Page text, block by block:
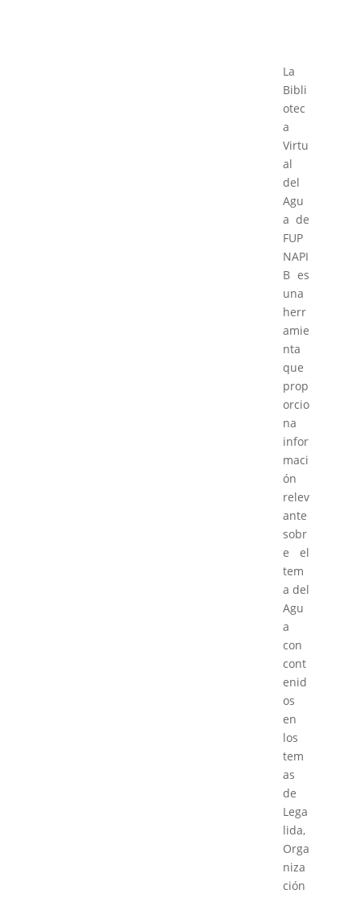
La
Bibli
otec
a
Virtu
al
del
Agu
a de
FUP
NAPI
B es
una
herr
amie
nta
que
prop
orcio
na
infor
maci
ón
relev
ante
sobr
e el
tem
a del
Agu
a
con
cont
enid
os
en
los
tem
as
de
Lega
lida,
Orga
niza
ción